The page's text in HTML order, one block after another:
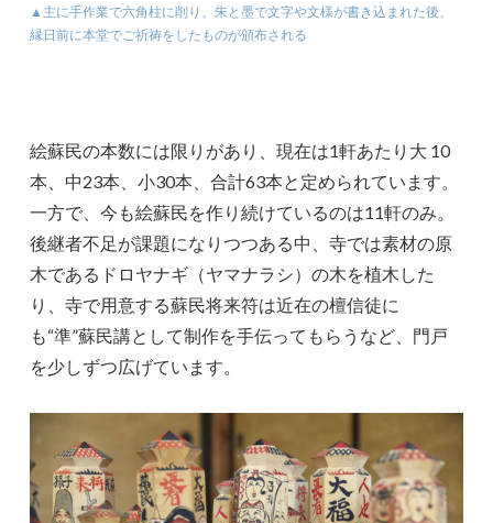
▲主に手作業で六角柱に削り、朱と墨で文字や文様が書き込まれた後、
縁日前に本堂でご祈祷をしたものが頒布される
絵蘇民の本数には限りがあり、現在は1軒あたり大 10
本、中23本、小30本、合計63本と定められています。
一方で、今も絵蘇民を作り続けているのは11軒のみ。
後継者不足が課題になりつつある中、寺では素材の原
木であるドロヤナギ（ヤマナラシ）の木を植木した
り、寺で用意する蘇民将来符は近在の檀信徒に
も“準”蘇民講として制作を手伝ってもらうなど、門戸
を少しずつ広げています。